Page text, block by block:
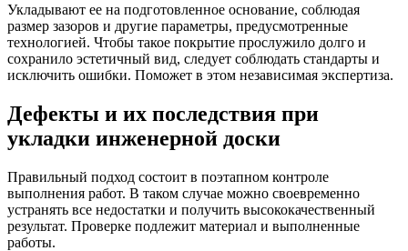
Укладывают ее на подготовленное основание, соблюдая
размер зазоров и другие параметры, предусмотренные
технологией. Чтобы такое покрытие прослужило долго и
сохранило эстетичный вид, следует соблюдать стандарты и
исключить ошибки. Поможет в этом независимая экспертиза.
Дефекты и их последствия при
укладки инженерной доски
Правильный подход состоит в поэтапном контроле
выполнения работ. В таком случае можно своевременно
устранять все недостатки и получить высококачественный
результат. Проверке подлежит материал и выполненные
работы.